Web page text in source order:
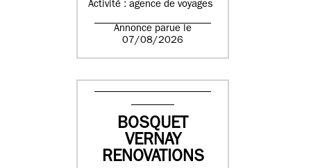
Activité : agence de voyages
Annonce parue le
07/08/2026
BOSQUET
VERNAY
RENOVATIONS